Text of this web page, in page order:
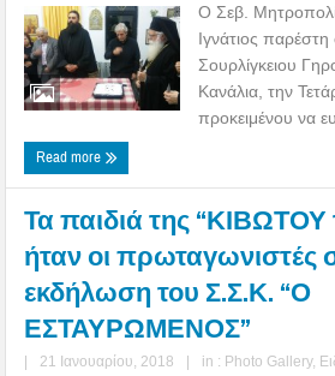
Ο Σεβ.
Ιγνάτιος παρέστη
Σουρλίγκειου
Κανάλια, την
προκειμένου να
Read more
Τα παιδιά της “ΚΙΒΩΤΟΥ
ήταν οι πρωταγωνιστές
εκδήλωση του Σ.Σ.Κ. “Ο
ΕΣΤΑΥΡΩΜΕΝΟΣ”
| 21 Ιανουαρίου, 2018 | in : Photo Gallery,